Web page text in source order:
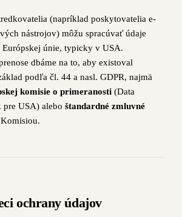
(napríklad poskytovatelia e-
nástrojov) môžu spracúvať údaje
Európskej únie, typicky v USA.
dbáme na to, aby existoval
podľa čl. 44 a nasl. GDPR, najmä
komisie o primeranosti (Data
pre USA) alebo štandardné zmluvné
ochrany údajov